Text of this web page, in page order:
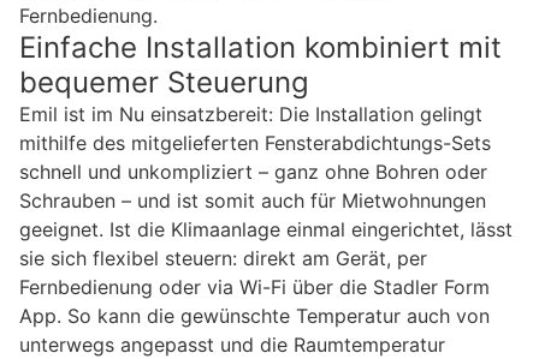
Fernbedienung.
Einfache Installation kombiniert mit
bequemer Steuerung
Emil ist im Nu einsatzbereit: Die Installation gelingt
mithilfe des mitgelieferten Fensterabdichtungs-Sets
schnell und unkompliziert – ganz ohne Bohren oder
Schrauben – und ist somit auch für Mietwohnungen
geeignet. Ist die Klimaanlage einmal eingerichtet, lässt
sie sich flexibel steuern: direkt am Gerät, per
Fernbedienung oder via Wi-Fi über die Stadler Form
App. So kann die gewünschte Temperatur auch von
unterwegs angepasst und die Raumtemperatur